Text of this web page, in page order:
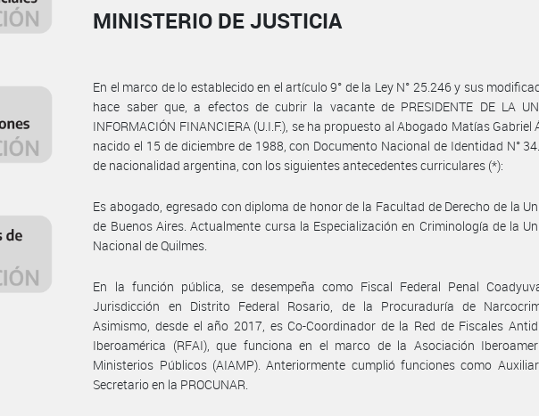
MINISTERIO DE JUSTICIA
En el marco de lo establecido en el artículo 9° de la Ley N° 25.246 y sus
hace saber que, a efectos de cubrir la vacante de PRESIDENTE DE LA
INFORMACIÓN FINANCIERA (U.I.F.), se ha propuesto al Abogado Matías Gabriel
nacido el 15 de diciembre de 1988, con Documento Nacional de Identidad N°
de nacionalidad argentina, con los siguientes antecedentes curriculares (*):
Es abogado, egresado con diploma de honor de la Facultad de Derecho de la
de Buenos Aires. Actualmente cursa la Especialización en Criminología de la
Nacional de Quilmes.
En la función pública, se desempeña como Fiscal Federal Penal
Jurisdicción en Distrito Federal Rosario, de la Procuraduría de
Asimismo, desde el año 2017, es Co-Coordinador de la Red de Fiscales
Iberoamérica (RFAI), que funciona en el marco de la Asociación
Ministerios Públicos (AIAMP). Anteriormente cumplió funciones como
Secretario en la PROCUNAR.